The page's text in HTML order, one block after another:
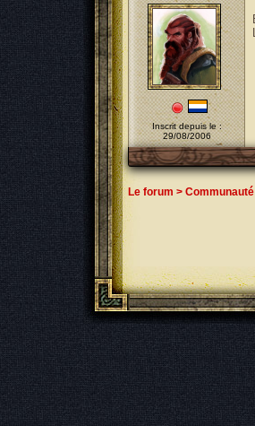
Inscrit depuis le :
29/08/2006
Le forum > Communauté